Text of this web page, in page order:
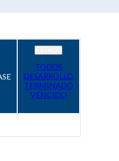
TODOS
DESARROLLO
TERMINADO
VENCIDO